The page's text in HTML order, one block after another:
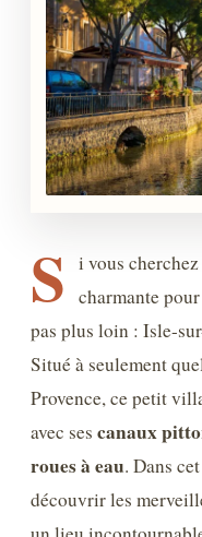
S
i vous
charmante
pas plus loin : Isle-
Situé à seulement
Provence, ce petit
avec ses canaux
roues à eau. Dans
découvrir les